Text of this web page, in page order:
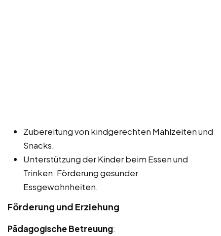
Zubereitung von kindgerechten Mahlzeiten und
Snacks.
Unterstützung der Kinder beim Essen und
Trinken, Förderung gesunder
Essgewohnheiten.
Förderung und Erziehung
Pädagogische Betreuung: